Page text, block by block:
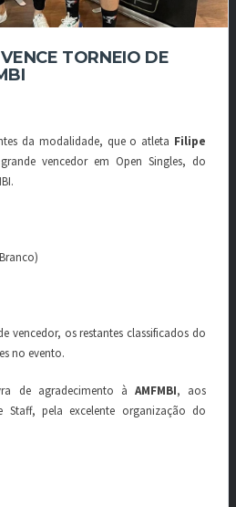
TORNEIO DE
da modalidade, que o atleta Filipe
vencedor em Open Singles, do
vencedor, os restantes classificados do
no evento.
de agradecimento à AMFMBI, aos
Staff, pela excelente organização do